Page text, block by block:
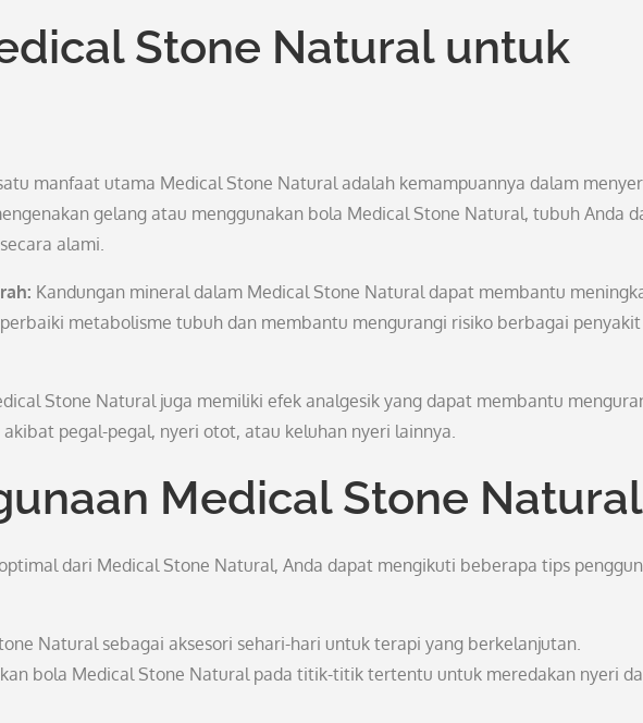
Stone Natural untuk
manfaat utama Medical Stone Natural adalah kemampuannya dalam
gelang atau menggunakan bola Medical Stone Natural, tubuh Anda
alami.
Kandungan mineral dalam Medical Stone Natural dapat membantu
metabolisme tubuh dan membantu mengurangi risiko berbagai penyakit
Stone Natural juga memiliki efek analgesik yang dapat membantu
pegal-pegal, nyeri otot, atau keluhan nyeri lainnya.
Medical Stone Natural
dari Medical Stone Natural, Anda dapat mengikuti beberapa tips
Natural sebagai aksesori sehari-hari untuk terapi yang berkelanjutan.
bola Medical Stone Natural pada titik-titik tertentu untuk meredakan nyeri